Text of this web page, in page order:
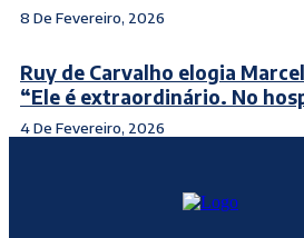
8 De Fevereiro, 2026
Ruy de Carvalho elogia
“Ele é extraordinário. No
4 De Fevereiro, 2026